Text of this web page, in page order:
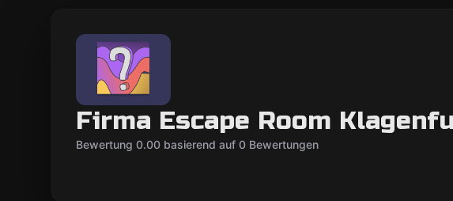
Firma Escape Room
Bewertung 0.00 basierend auf 0 Bewertungen